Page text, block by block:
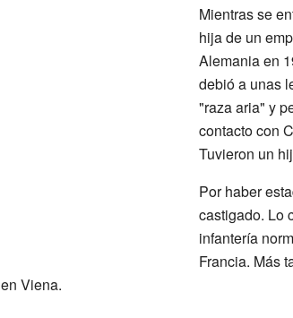
Mientras se
hija de un
Alemania en
debió a unas
"raza aria" y
contacto con
Tuvieron un
Por haber
castigado. Lo
infantería
Francia. Más
Viena.